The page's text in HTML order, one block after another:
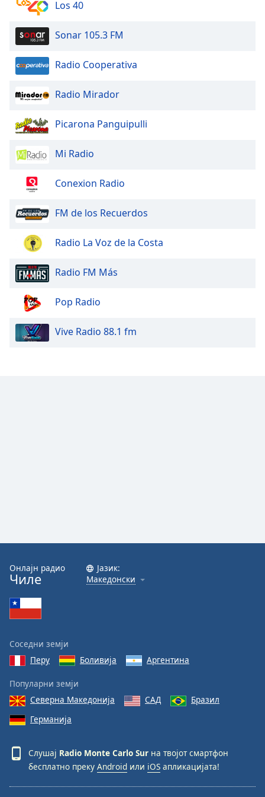
dialog
window.
and
window.
Text
Opacity
Background
Color
Opacity
Caption
Family
Reset
Dialog
End
dialog
window.
Los 40
Sonar 105.3 FM
Radio Cooperativa
Radio Mirador
Picarona Panguipulli
Mi Radio
Conexion Radio
FM de los Recuerdos
Radio La Voz de la Costa
Radio FM Más
Pop Radio
Vive Radio 88.1 fm
Онлајн радио
Чиле
Јазик:
Македонски
Соседни земји
Перу
Боливија Аргентина
Популарни земји
Северна Македонија
САД
Бразил
Германија
Слушај Radio Monte Carlo Sur на твојот смартфон
бесплатно преку Android или iOS апликацијата!